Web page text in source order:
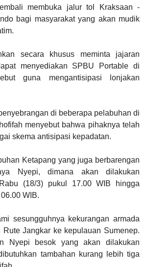
membuka jalur tol Kraksaan -
bagi masyarakat yang akan mudik
secara khusus meminta jajaran
menyediakan SPBU Portable di
guna mengantisipasi lonjakan
di beberapa pelabuhan di
menyebut bahwa pihaknya telah
skema antisipasi kepadatan.
Ketapang yang juga berbarengan
Nyepi, dimana akan dilakukan
(18/3) pukul 17.00 WIB hingga
WIB.
sesungguhnya kekurangan armada
Rute Jangkar ke kepulauan Sumenep.
Nyepi besok yang akan dilakukan
tambahan kurang lebih tiga